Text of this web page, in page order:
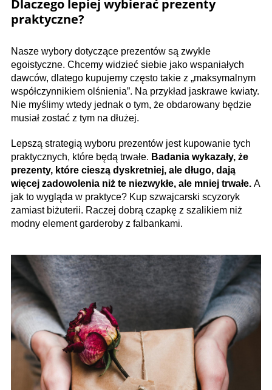
Dlaczego lepiej wybierać prezenty
praktyczne?
Nasze wybory dotyczące prezentów są zwykle
egoistyczne. Chcemy widzieć siebie jako wspaniałych
dawców, dlatego kupujemy często takie z „maksymalnym
współczynnikiem olśnienia”. Na przykład jaskrawe kwiaty.
Nie myślimy wtedy jednak o tym, że obdarowany będzie
musiał zostać z tym na dłużej.
Lepszą strategią wyboru prezentów jest kupowanie tych
praktycznych, które będą trwałe. Badania wykazały, że
prezenty, które cieszą dyskretniej, ale długo, dają
więcej zadowolenia niż te niezwykłe, ale mniej trwałe. A
jak to wygląda w praktyce? Kup szwajcarski scyzoryk
zamiast biżuterii. Raczej dobrą czapkę z szalikiem niż
modny element garderoby z falbankami.